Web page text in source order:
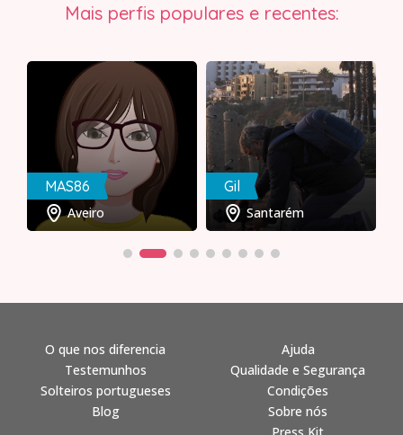
Mais perfis populares e recentes:
MAS86
Aveiro
Gil
Santarém
O que nos diferencia
Testemunhos
Solteiros portugueses
Blog
Ajuda
Qualidade e Segurança
Condições
Sobre nós
Press Kit